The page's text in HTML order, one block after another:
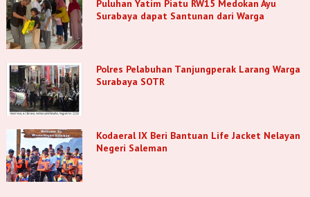
Puluhan Yatim Piatu RW15 Medokan Ayu
Surabaya dapat Santunan dari Warga
Polres Pelabuhan Tanjungperak Larang Warga
Surabaya SOTR
Kodaeral IX Beri Bantuan Life Jacket Nelayan
Negeri Saleman